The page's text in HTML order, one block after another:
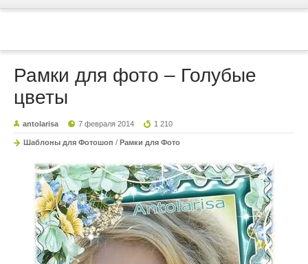
Рамки для фото – Голубые
цветы
antolarisa 7 февраля 2014 1 210
Шаблоны для Фотошоп / Рамки для Фото